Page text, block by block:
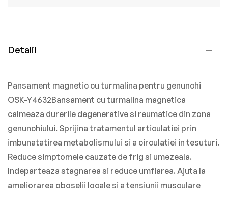
Detalii
Pansament magnetic cu turmalina pentru genunchi
OSK-Y4632Bansament cu turmalina magnetica
calmeaza durerile degenerative si reumatice din zona
genunchiului. Sprijina tratamentul articulatiei prin
imbunatatirea metabolismului si a circulatiei in tesuturi.
Reduce simptomele cauzate de frig si umezeala.
Indeparteaza stagnarea si reduce umflarea. Ajuta la
ameliorarea oboselii locale si a tensiunii musculare